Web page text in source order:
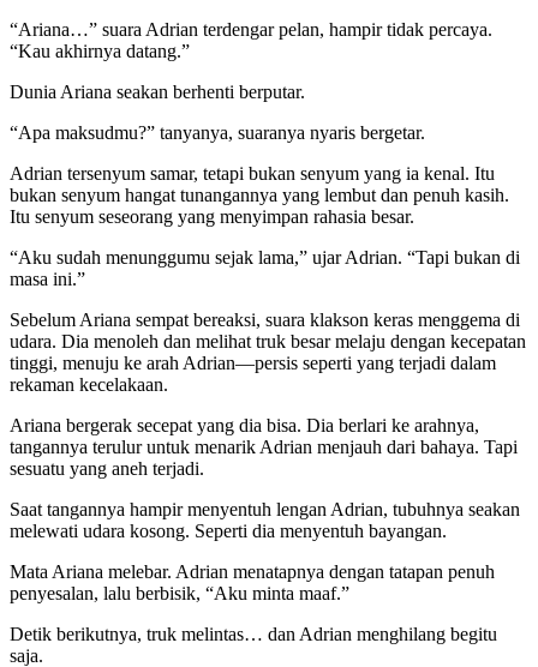
“Ariana…” suara Adrian terdengar pelan, hampir tidak percaya.
“Kau akhirnya datang.”
Dunia Ariana seakan berhenti berputar.
“Apa maksudmu?” tanyanya, suaranya nyaris bergetar.
Adrian tersenyum samar, tetapi bukan senyum yang ia kenal. Itu
bukan senyum hangat tunangannya yang lembut dan penuh kasih.
Itu senyum seseorang yang menyimpan rahasia besar.
“Aku sudah menunggumu sejak lama,” ujar Adrian. “Tapi bukan di
masa ini.”
Sebelum Ariana sempat bereaksi, suara klakson keras menggema di
udara. Dia menoleh dan melihat truk besar melaju dengan kecepatan
tinggi, menuju ke arah Adrian—persis seperti yang terjadi dalam
rekaman kecelakaan.
Ariana bergerak secepat yang dia bisa. Dia berlari ke arahnya,
tangannya terulur untuk menarik Adrian menjauh dari bahaya. Tapi
sesuatu yang aneh terjadi.
Saat tangannya hampir menyentuh lengan Adrian, tubuhnya seakan
melewati udara kosong. Seperti dia menyentuh bayangan.
Mata Ariana melebar. Adrian menatapnya dengan tatapan penuh
penyesalan, lalu berbisik, “Aku minta maaf.”
Detik berikutnya, truk melintas… dan Adrian menghilang begitu
saja.